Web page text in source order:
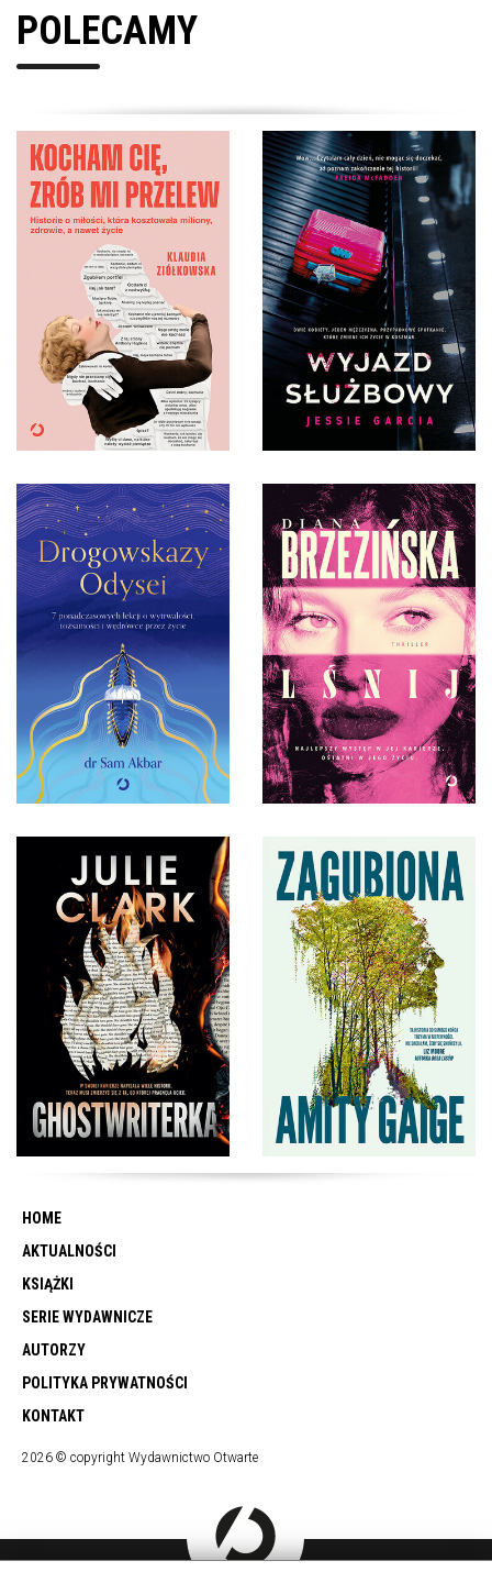
POLECAMY
HOME
AKTUALNOŚCI
KSIĄŻKI
SERIE WYDAWNICZE
AUTORZY
POLITYKA PRYWATNOŚCI
KONTAKT
2026 © copyright Wydawnictwo Otwarte